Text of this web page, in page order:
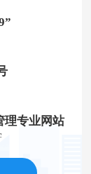
理专业网站